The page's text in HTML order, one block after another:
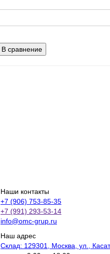
В сравнение
Наши контакты
+7 (906) 753-85-35
+7 (991) 293-53-14
info@omc-grup.ru
Наш адрес
Склад: 129301, Москва, ул.,